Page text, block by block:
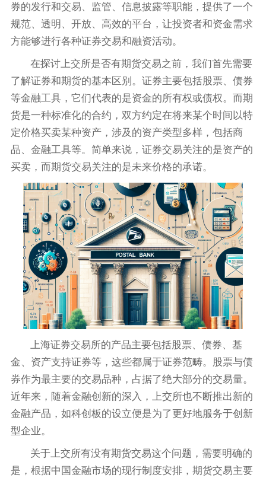
券的发行和交易、监管、信息披露等职能，提供了一个
规范、透明、开放、高效的平台，让投资者和资金需求
方能够进行各种证券交易和融资活动。
在探讨上交所是否有期货交易之前，我们首先需要
了解证券和期货的基本区别。证券主要包括股票、债券
等金融工具，它们代表的是资金的所有权或债权。而期
货是一种标准化的合约，双方约定在将来某个时间以特
定价格买卖某种资产，涉及的资产类型多样，包括商
品、金融工具等。简单来说，证券交易关注的是资产的
买卖，而期货交易关注的是未来价格的承诺。
上海证券交易所的产品主要包括股票、债券、基
金、资产支持证券等，这些都属于证券范畴。股票与债
券作为最主要的交易品种，占据了绝大部分的交易量。
近年来，随着金融创新的深入，上交所也不断推出新的
金融产品，如科创板的设立便是为了更好地服务于创新
型企业。
关于上交所有没有期货交易这个问题，需要明确的
是，根据中国金融市场的现行制度安排，期货交易主要